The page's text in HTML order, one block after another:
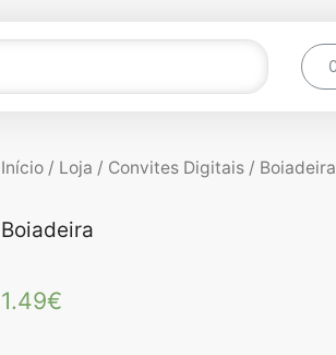
Início / Loja / Convites Digitais / Boiadeira
Boiadeira
1.49€